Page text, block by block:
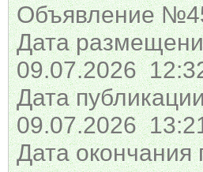
Объявление
Дата
09.07.2026
Дата
09.07.2026
Дата окончания